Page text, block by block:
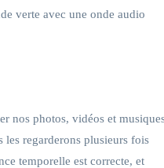
verte avec une onde audio
nos photos, vidéos et
regarderons plusieurs fois
temporelle est correcte, et